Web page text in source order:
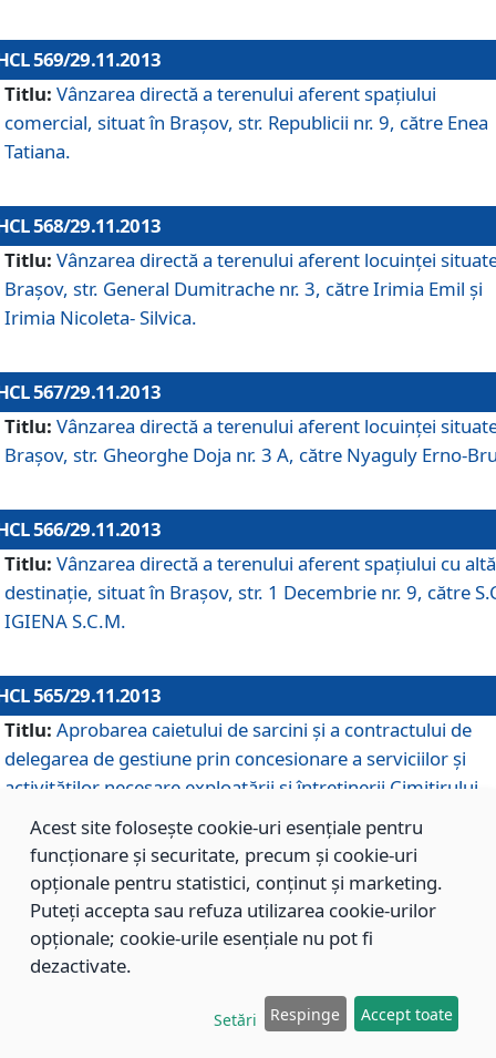
569/29.11.2013
Titlu: Vânzarea directă a terenului aferent spaţiului
comercial, situat în Braşov, str. Republicii nr. 9, către Enea
Tatiana.
568/29.11.2013
Titlu: Vânzarea directă a terenului aferent locuinţei
Braşov, str. General Dumitrache nr. 3, către Irimia Emil şi
Irimia Nicoleta- Silvica.
567/29.11.2013
Titlu: Vânzarea directă a terenului aferent locuinţei
Braşov, str. Gheorghe Doja nr. 3 A, către Nyaguly Erno-
566/29.11.2013
Titlu: Vânzarea directă a terenului aferent spaţiului cu altă
destinaţie, situat în Braşov, str. 1 Decembrie nr. 9, către
IGIENA S.C.M.
565/29.11.2013
Titlu: Aprobarea caietului de sarcini şi a contractului de
delegarea de gestiune prin concesionare a serviciilor şi
activităţilor necesare exploatării şi întreţinerii Cimitirului
Municipal Braşov situat în str. Dimitrie Anghel nr. 19.
564/29.11.2013
Titlu: Completarea şi modificarea H.C.L. nr. 446/2013,
care s-a aprobat studiul de fundamentare pentru
Acest site folosește cookie-uri esențiale pentru
funcționare și securitate, precum și cookie-uri
opționale pentru statistici, conținut și marketing.
Puteți accepta sau refuza utilizarea cookie-urilor
opționale; cookie-urile esențiale nu pot fi
dezactivate.
Setări Respinge Accept toate